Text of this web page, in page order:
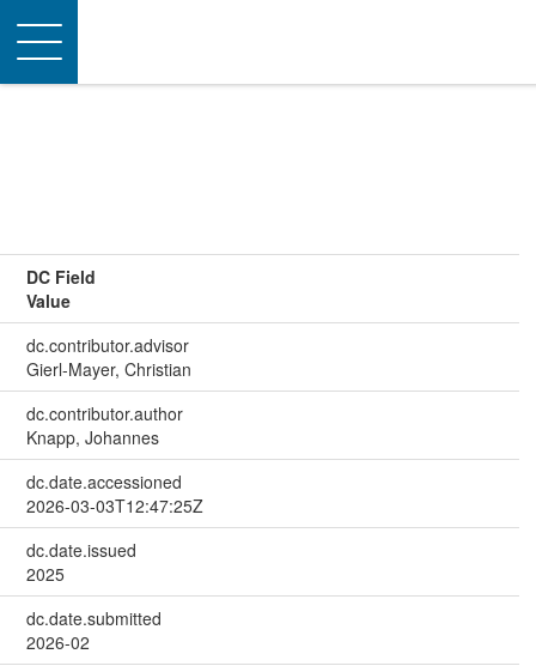
Toggle
navigation
DC Field
Value
dc.contributor.advisor
Gierl-Mayer, Christian
dc.contributor.author
Knapp, Johannes
dc.date.accessioned
2026-03-03T12:47:25Z
dc.date.issued
2025
dc.date.submitted
2026-02